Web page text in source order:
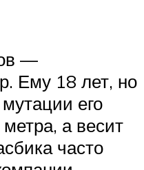
—
Ему 18 лет, но
его
а весит
часто